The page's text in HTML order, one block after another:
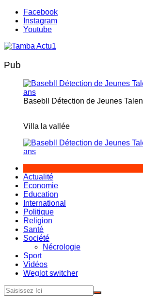
Aller
contenu
Facebook
Instagram
Youtube
Pub
Basebll Détection de Jeunes
Villa la vallée
Actualité
Economie
Education
International
Politique
Religion
Santé
Société
Nécrologie
Sport
Vidéos
Weglot switcher